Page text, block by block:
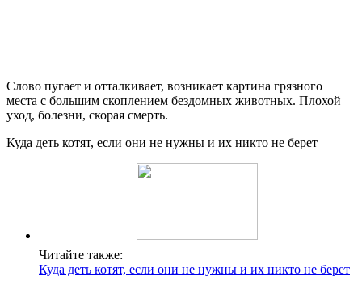
Слово пугает и отталкивает, возникает картина грязного
места с большим скоплением бездомных животных. Плохой
уход, болезни, скорая смерть.
Куда деть котят, если они не нужны и их никто не берет
Читайте также:
Куда деть котят, если они не нужны и их никто не берет